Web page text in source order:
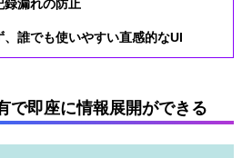
録漏れの防止
、誰でも使いやすい直感的なUI
で即座に情報展開ができる